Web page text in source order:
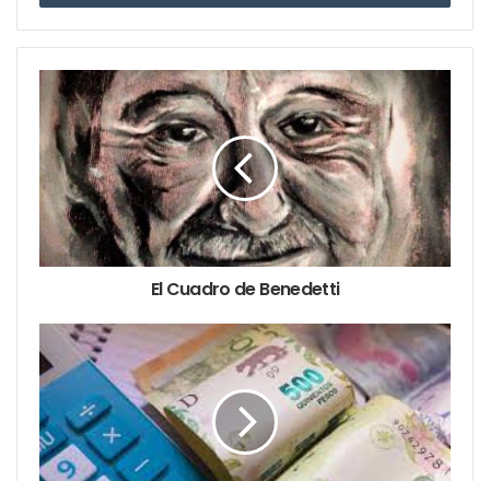
amable y muy versátil para acompañar nuestra
gastronomía”.
Pero el
universo
vitivinícola
local no se
agota en
Rocco
alienta a descubrir otras cepas como el Bonarda, el
Cabernet Franc, el Torrontés o el Chardonnay, y a
explorar vinos de diferentes regiones. Para quienes
recién comienzan, recomienda estilos frescos,
El Cuadro de Benedetti